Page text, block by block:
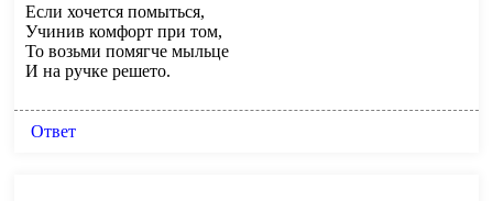
Если хочется помыться,
Учинив комфорт при том,
То возьми помягче мыльце
И на ручке решето.
Ответ